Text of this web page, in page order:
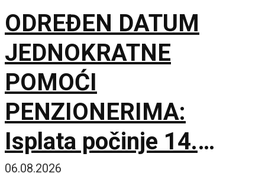
ODREĐEN DATUM
JEDNOKRATNE
POMOĆI
PENZIONERIMA:
Isplata počinje 14.
06.08.2026